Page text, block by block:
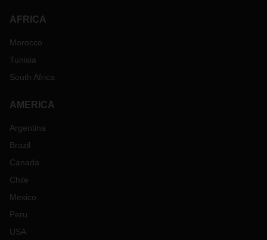
AFRICA
Morocco
Tunisia
South Africa
AMERICA
Argentina
Brazil
Canada
Chile
Mexico
Peru
USA